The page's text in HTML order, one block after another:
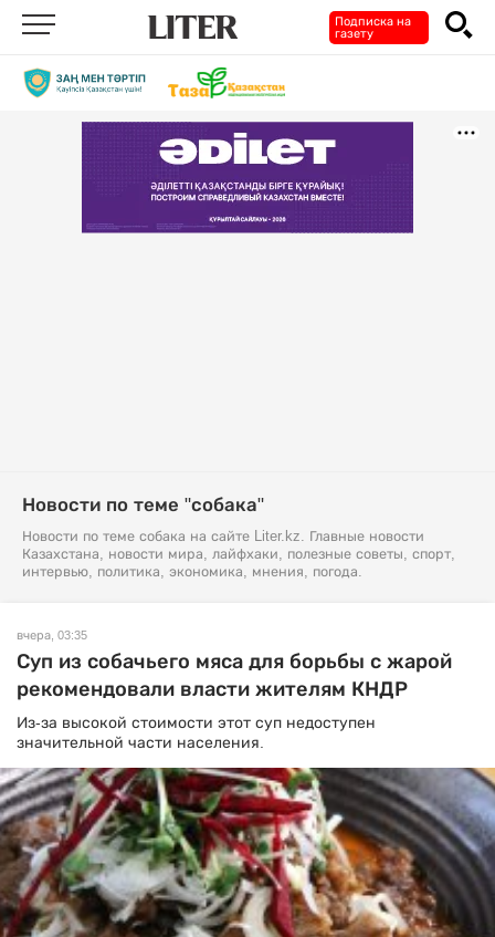
Подписка на
газету
Новости по теме "собака"
Новости по теме собака на сайте Liter.kz. Главные новости
Казахстана, новости мира, лайфхаки, полезные советы, спорт,
интервью, политика, экономика, мнения, погода.
вчера, 03:35
Суп из собачьего мяса для борьбы с жарой
рекомендовали власти жителям КНДР
Из-за высокой стоимости этот суп недоступен
значительной части населения.